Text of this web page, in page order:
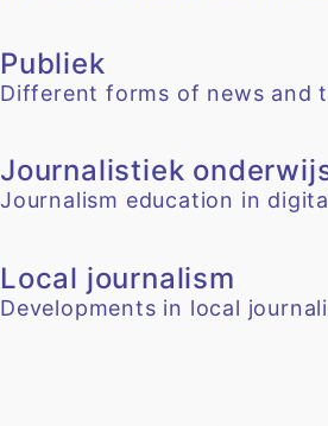
Publiek
Different forms of news and
Journalistiek
Journalism education in
Local journalism
Developments in local